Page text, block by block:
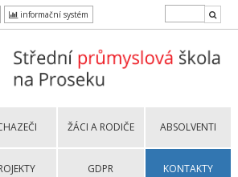
informační systém
ŽÁCI A RODIČE ABSOLVENTI
GDPR KONTAKTY